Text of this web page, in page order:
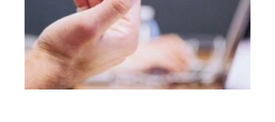
能更好地遵循相關法規，保障員工權益，提升企業競
爭力及社會形象。